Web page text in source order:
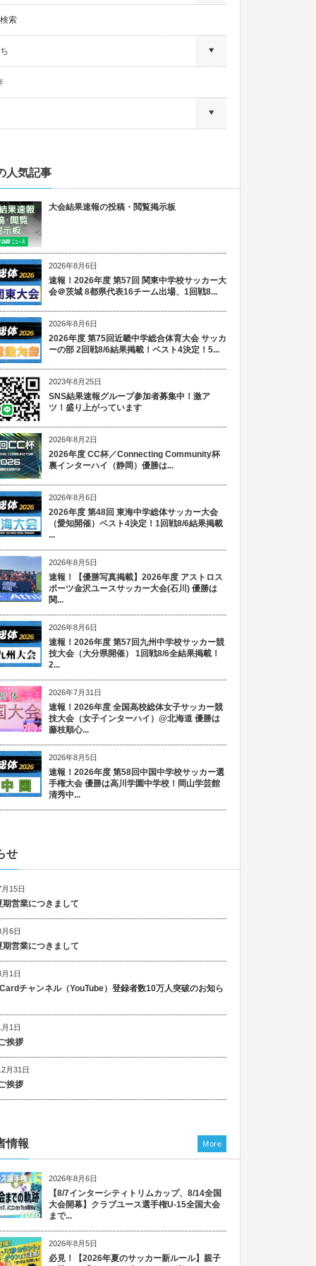
索
人気記事
大会結果速報の投稿・閲覧掲示板
2026年8月6日
速報！2026年度 第57回 関東中学校サッカー大
会＠茨城 8都県代表16チーム出場、1回戦8...
2026年8月6日
2026年度 第75回近畿中学総合体育大会 サッカ
ーの部 2回戦8/6結果掲載！ベスト4決定！5...
2023年8月25日
SNS結果速報グループ参加者募集中！激ア
ツ！盛り上がっています
2026年8月2日
2026年度 CC杯／Connecting Community杯
裏インターハイ（静岡）優勝は...
2026年8月6日
2026年度 第48回 東海中学総体サッカー大会
（愛知開催）ベスト4決定！1回戦8/6結果掲載
...
2026年8月5日
速報！【優勝写真掲載】2026年度 アストロス
ポーツ金沢ユースサッカー大会(石川) 優勝は
関...
2026年8月6日
速報！2026年度 第57回九州中学校サッカー競
技大会（大分県開催） 1回戦8/6全結果掲載！
2...
2026年7月31日
速報！2026年度 全国高校総体女子サッカー競
技大会（女子インターハイ）@北海道 優勝は
藤枝順心...
2026年8月5日
速報！2026年度 第58回中国中学校サッカー選
手権大会 優勝は高川学園中学校！岡山学芸館
清秀中...
せ
15日
期営業につきまして
6日
期営業につきまして
1日
チャンネル（YouTube）登録者数10万人突破のお知ら
1日
挨拶
月31日
挨拶
情報
2026年8月6日
【8/7インターシティトリムカップ、8/14全国
大会開幕】クラブユース選手権U-15全国大会
まで...
2026年8月5日
必見！【2026年夏のサッカー新ルール】親子
More